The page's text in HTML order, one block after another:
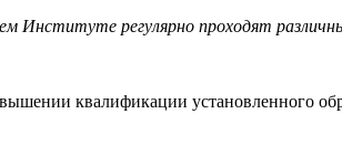
Институте регулярно проходят
квалификации установленного